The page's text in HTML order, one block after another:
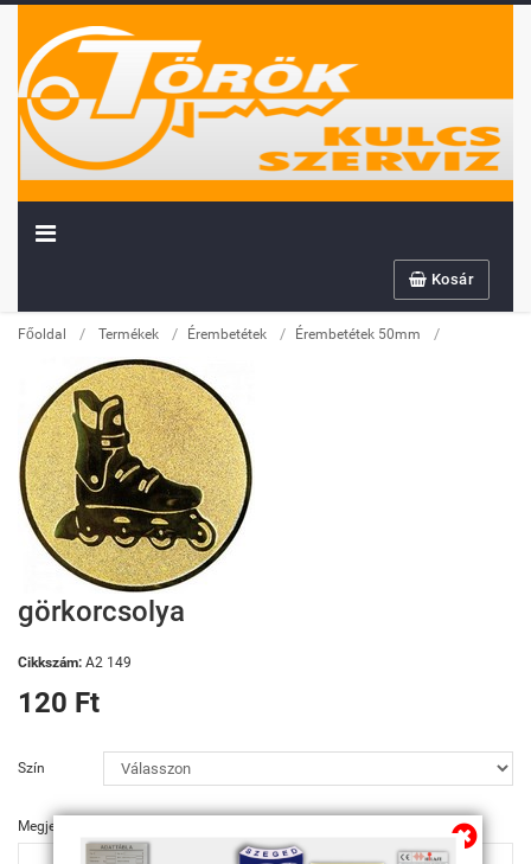
Kosár
Főoldal / Termékek / Érembetétek / Érembetétek 50mm /
görkorcsolya
Cikkszám: A2 149
120 Ft
Szín
Megjegyzés
Továbbiakban az info@sportserleg.hu
címre várjuk kedves régi és új ügyfeleink
megrendeléseit.
Megszűnő email címünk: kulcsszerviz@tiszanet.hu